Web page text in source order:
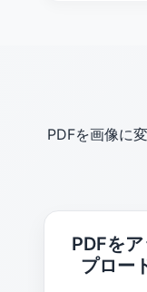
PDFを画像に
PDFをア
プロー